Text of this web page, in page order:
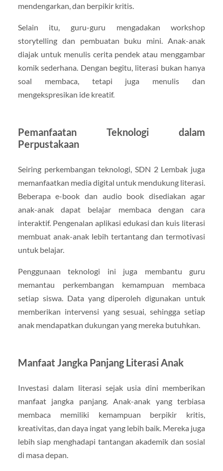
mendengarkan, dan berpikir kritis.
Selain itu, guru-guru mengadakan workshop
storytelling dan pembuatan buku mini. Anak-anak
diajak untuk menulis cerita pendek atau menggambar
komik sederhana. Dengan begitu, literasi bukan hanya
soal membaca, tetapi juga menulis dan
mengekspresikan ide kreatif.
Pemanfaatan Teknologi dalam
Perpustakaan
Seiring perkembangan teknologi, SDN 2 Lembak juga
memanfaatkan media digital untuk mendukung literasi.
Beberapa e-book dan audio book disediakan agar
anak-anak dapat belajar membaca dengan cara
interaktif. Pengenalan aplikasi edukasi dan kuis literasi
membuat anak-anak lebih tertantang dan termotivasi
untuk belajar.
Penggunaan teknologi ini juga membantu guru
memantau perkembangan kemampuan membaca
setiap siswa. Data yang diperoleh digunakan untuk
memberikan intervensi yang sesuai, sehingga setiap
anak mendapatkan dukungan yang mereka butuhkan.
Manfaat Jangka Panjang Literasi Anak
Investasi dalam literasi sejak usia dini memberikan
manfaat jangka panjang. Anak-anak yang terbiasa
membaca memiliki kemampuan berpikir kritis,
kreativitas, dan daya ingat yang lebih baik. Mereka juga
lebih siap menghadapi tantangan akademik dan sosial
di masa depan.